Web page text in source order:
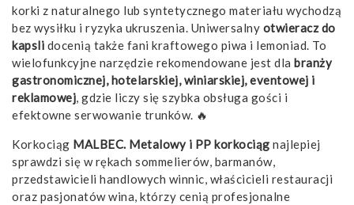
korki z naturalnego lub syntetycznego materiału wychodzą
bez wysiłku i ryzyka ukruszenia. Uniwersalny otwieracz do
kapsli docenią także fani kraftowego piwa i lemoniad. To
wielofunkcyjne narzędzie rekomendowane jest dla branży
gastronomicznej, hotelarskiej, winiarskiej, eventowej i
reklamowej, gdzie liczy się szybka obsługa gości i
efektowne serwowanie trunków. 🔥
Korkociąg MALBEC. Metalowy i PP korkociąg najlepiej
sprawdzi się w rękach sommelierów, barmanów,
przedstawicieli handlowych winnic, właścicieli restauracji
oraz pasjonatów wina, którzy cenią profesjonalne